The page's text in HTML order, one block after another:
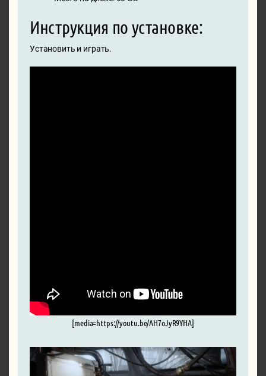
Инструкция по установке:
Установить и играть.
[media=https://youtu.be/AH7oJyR9YHA]